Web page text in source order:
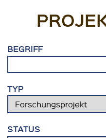
BEGRIFF
TYP
STATUS